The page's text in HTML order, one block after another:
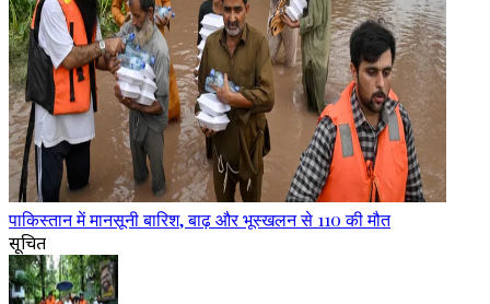
पाकिस्तान में मानसूनी बारिश, बाढ़ और भूस्खलन से 110 की मौत
सूचित